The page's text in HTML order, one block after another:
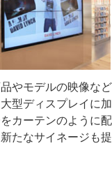
やモデルの映像など
型ディスプレイに加
カーテンのように配
たなサイネージも提